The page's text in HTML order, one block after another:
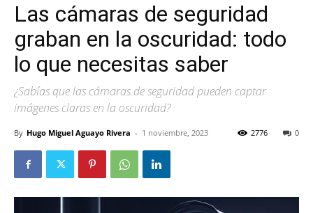
Las cámaras de seguridad
graban en la oscuridad: todo
lo que necesitas saber
¿Sabías que las cámaras de seguridad pueden captar
imágenes claras en la oscuridad?
By Hugo Miguel Aguayo Rivera - 1 noviembre, 2023 0
2776